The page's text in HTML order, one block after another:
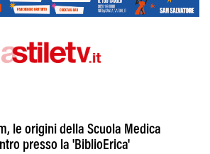
le origini della Scuola Medica
presso la 'BiblioErica'